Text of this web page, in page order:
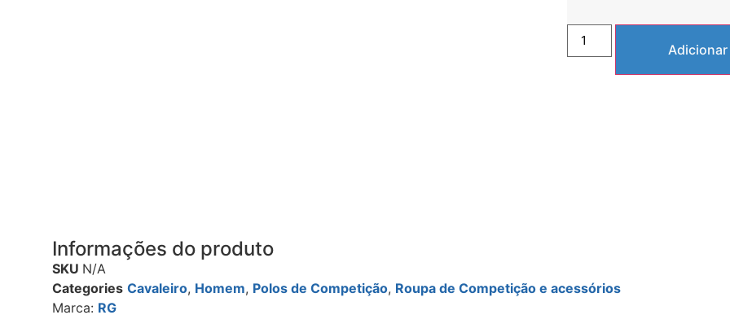
Adicionar
Informações do produto
SKU N/A
Categories Cavaleiro, Homem, Polos de Competição, Roupa de Competição e acessórios
Marca: RG